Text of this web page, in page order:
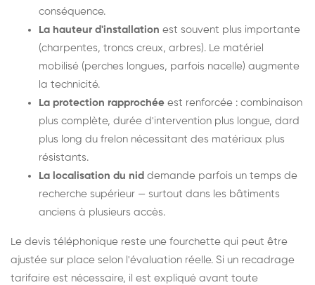
conséquence.
La hauteur d'installation est souvent plus importante
(charpentes, troncs creux, arbres). Le matériel
mobilisé (perches longues, parfois nacelle) augmente
la technicité.
La protection rapprochée est renforcée : combinaison
plus complète, durée d'intervention plus longue, dard
plus long du frelon nécessitant des matériaux plus
résistants.
La localisation du nid demande parfois un temps de
recherche supérieur — surtout dans les bâtiments
anciens à plusieurs accès.
Le devis téléphonique reste une fourchette qui peut être
ajustée sur place selon l'évaluation réelle. Si un recadrage
tarifaire est nécessaire, il est expliqué avant toute